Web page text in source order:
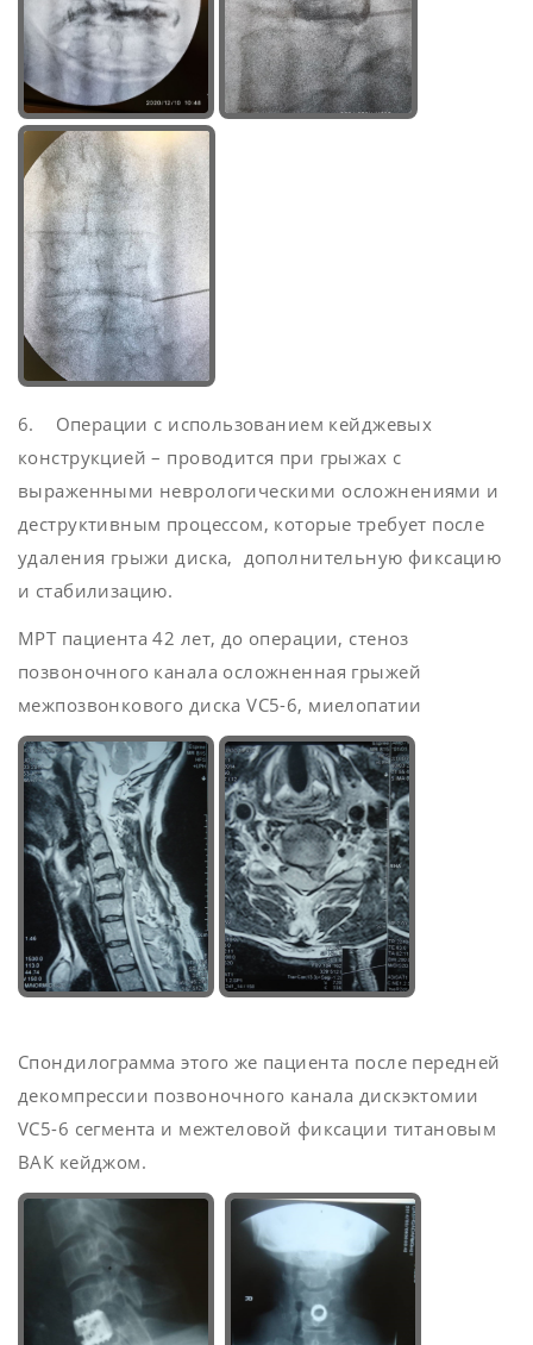
6. Операции с использованием кейджевых
конструкцией – проводится при грыжах с
выраженными неврологическими осложнениями и
деструктивным процессом, которые требует после
удаления грыжи диска, дополнительную фиксацию
и стабилизацию.
МРТ пациента 42 лет, до операции, стеноз
позвоночного канала осложненная грыжей
межпозвонкового диска VC5-6, миелопатии
Спондилограмма этого же пациента после передней
декомпрессии позвоночного канала дискэктомии
VC5-6 сегмента и межтеловой фиксации титановым
ВАК кейджом.